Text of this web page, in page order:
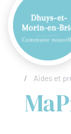
/ Aides et prêts